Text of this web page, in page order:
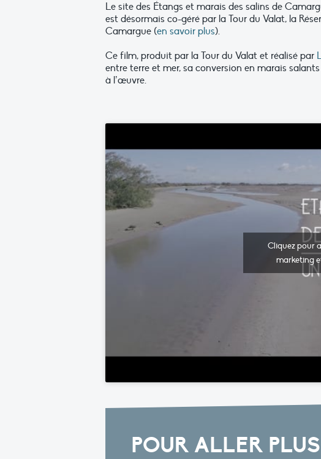
Le site des Étangs et marais des salins de
est désormais co-géré par la Tour du Valat, la
Camargue (en savoir plus).
Ce film, produit par la Tour du Valat et réalisé par
entre terre et mer, sa conversion en marais
à l’œuvre.
Cliquez pour
marketing
POUR ALLER